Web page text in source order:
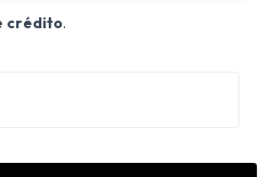
crédito.